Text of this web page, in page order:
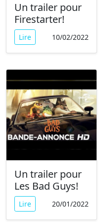
Un trailer pour
Firestarter!
Lire 10/02/2022
Un trailer pour
Les Bad Guys!
Lire 20/01/2022